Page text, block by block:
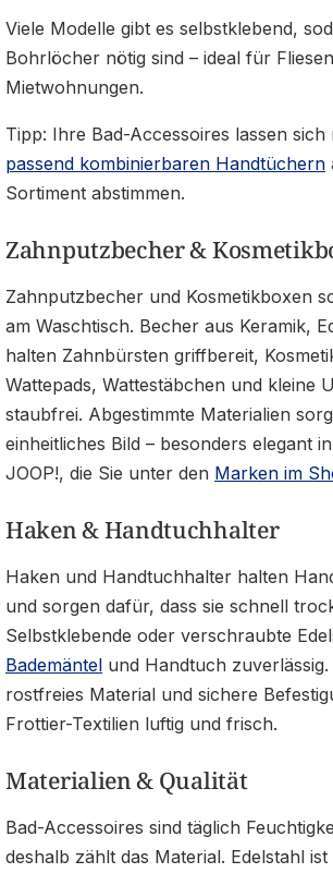
Viele Modelle gibt es selbstklebend,
Bohrlöcher nötig sind – ideal für
Mietwohnungen.
Tipp: Ihre Bad-Accessoires lassen sich
passend kombinierbaren Handtüchern
Sortiment abstimmen.
Zahnputzbecher &
Zahnputzbecher und Kosmetikboxen
am Waschtisch. Becher aus Keramik,
halten Zahnbürsten griffbereit,
Wattepads, Wattestäbchen und kleine
staubfrei. Abgestimmte Materialien
einheitliches Bild – besonders elegant
JOOP!, die Sie unter den Marken im
Haken & Handtuchhalter
Haken und Handtuchhalter halten
und sorgen dafür, dass sie schnell
Selbstklebende oder verschraubte
Bademäntel und Handtuch
rostfreies Material und sichere
Frottier-Textilien luftig und frisch.
Materialien & Qualität
Bad-Accessoires sind täglich
deshalb zählt das Material. Edelstahl